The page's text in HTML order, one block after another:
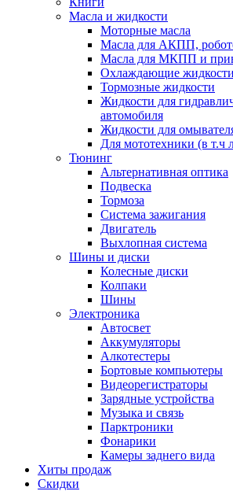
Масла и жидкости
Моторные масла
Масла для АКПП,
Масла для МКПП и
Охлаждающие жидкости
Тормозные жидкости
Жидкости для
автомобиля
Жидкости для
Для мототехники (в т.ч
Тюнинг
Альтернативная оптика
Подвеска
Тормоза
Система зажигания
Двигатель
Выхлопная система
Шины и диски
Колесные диски
Колпаки
Шины
Электроника
Автосвет
Аккумуляторы
Алкотестеры
Бортовые компьютеры
Видеорегистраторы
Зарядные устройства
Музыка и связь
Парктроники
Фонарики
Камеры заднего вида
Хиты продаж
Скидки